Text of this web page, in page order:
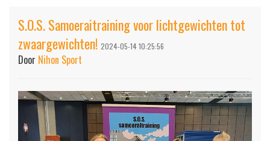
S.O.S. Samoeraitraining voor lichtgewichten tot
zwaargewichten! 2024-05-14 10:25:56
Door Nihon Sport